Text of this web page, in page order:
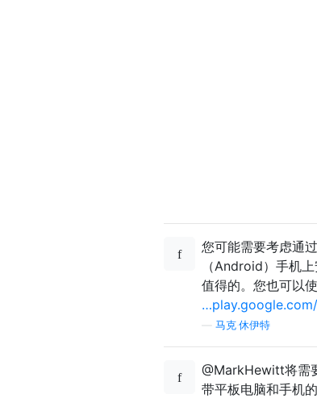
您可能需要考虑通
（Android）手机
值得的。您也可以
马克·休伊特
@MarkHewitt将需
带平板电脑和手机